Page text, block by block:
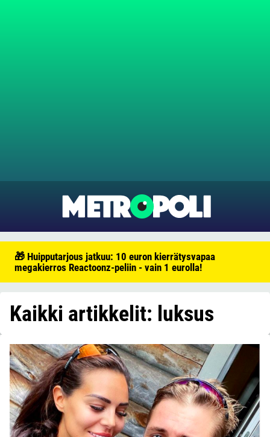
🎁 Huipputarjous jatkuu: 10 euron kierrätysvapaa
megakierros Reactoonz-peliin - vain 1 eurolla!
Kaikki artikkelit: luksus